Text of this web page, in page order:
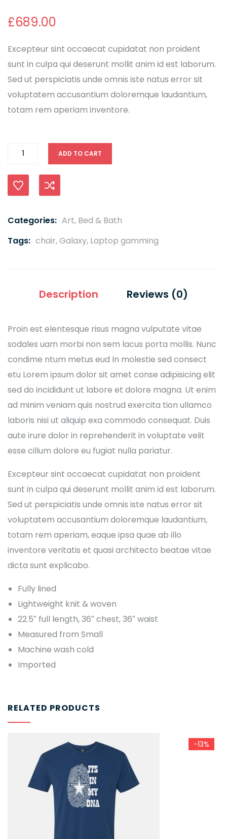
of
customer
ratings
£689.00
Excepteur sint occaecat cupidatat non proident
sunt in culpa qui deserunt mollit anim id est laborum.
Sed ut perspiciatis unde omnis iste natus error sit
voluptatem accusantium doloremque laudantium,
totam rem aperiam inventore.
ADD TO CART
Karşılaştır
Categories: Art, Bed & Bath
Tags: chair,Galaxy, Laptop gamming
Description Reviews (0)
Proin est elentesque risus magna vulputate vitae
sodales uam morbi non sem lacus porta mollis. Nunc
condime ntum metus eud In molestie sed consect
etu Lorem ipsum dolor sit amet conse adipisicing elit
sed do incididunt ut labore et dolore magna. Ut enim
ad minim veniam quis nostrud exercita tion ullamco
laboris nisi ut aliquip exa commodo consequat. Duis
aute irure dolor in reprehenderit in voluptate velit
esse cillum dolore eu fugiat nulla pariatur.
Excepteur sint occaecat cupidatat non proident
sunt in culpa qui deserunt mollit anim id est laborum.
Sed ut perspiciatis unde omnis iste natus error sit
voluptatem accusantium doloremque laudantium,
totam rem aperiam, eaque ipsa quae ab illo
inventore veritatis et quasi architecto beatae vitae
dicta sunt explicabo.
Fully lined
Lightweight knit & woven
22.5″ full length, 36″ chest, 36″ waist
Measured from Small
Machine wash cold
Imported
RELATED PRODUCTS
-13%